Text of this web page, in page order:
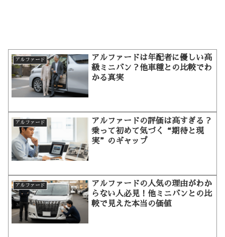
アルファード
アルファードは年配者に優しい高
級ミニバン？他車種との比較でわ
かる真実
アルファード
アルファードの評価は高すぎる？
乗って初めて気づく“期待と現
実”のギャップ
アルファード
アルファードの人気の理由がわか
らない人必見！他ミニバンとの比
較で見えた本当の価値